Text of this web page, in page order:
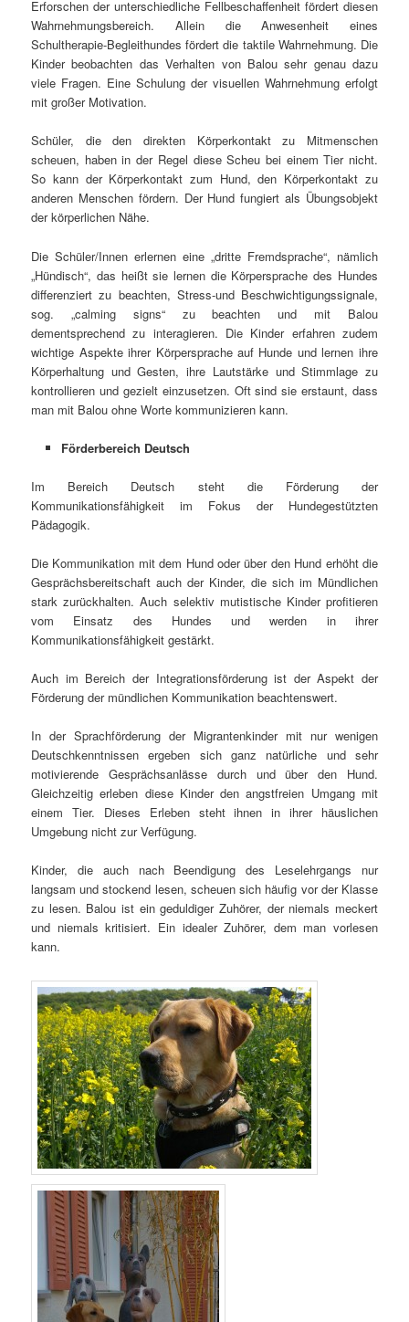
Erforschen der unterschiedliche Fellbeschaffenheit fördert diesen
Wahrnehmungsbereich. Allein die Anwesenheit eines
Schultherapie-Begleithundes fördert die taktile Wahrnehmung. Die
Kinder beobachten das Verhalten von Balou sehr genau dazu
viele Fragen. Eine Schulung der visuellen Wahrnehmung erfolgt
mit großer Motivation.
Schüler, die den direkten Körperkontakt zu Mitmenschen
scheuen, haben in der Regel diese Scheu bei einem Tier nicht.
So kann der Körperkontakt zum Hund, den Körperkontakt zu
anderen Menschen fördern. Der Hund fungiert als Übungsobjekt
der körperlichen Nähe.
Die Schüler/Innen erlernen eine „dritte Fremdsprache“, nämlich
„Hündisch“, das heißt sie lernen die Körpersprache des Hundes
differenziert zu beachten, Stress-und Beschwichtigungssignale,
sog. „calming signs“ zu beachten und mit Balou
dementsprechend zu interagieren. Die Kinder erfahren zudem
wichtige Aspekte ihrer Körpersprache auf Hunde und lernen ihre
Körperhaltung und Gesten, ihre Lautstärke und Stimmlage zu
kontrollieren und gezielt einzusetzen. Oft sind sie erstaunt, dass
man mit Balou ohne Worte kommunizieren kann.
Förderbereich Deutsch
Im Bereich Deutsch steht die Förderung der
Kommunikationsfähigkeit im Fokus der Hundegestützten
Pädagogik.
Die Kommunikation mit dem Hund oder über den Hund erhöht die
Gesprächsbereitschaft auch der Kinder, die sich im Mündlichen
stark zurückhalten. Auch selektiv mutistische Kinder profitieren
vom Einsatz des Hundes und werden in ihrer
Kommunikationsfähigkeit gestärkt.
Auch im Bereich der Integrationsförderung ist der Aspekt der
Förderung der mündlichen Kommunikation beachtenswert.
In der Sprachförderung der Migrantenkinder mit nur wenigen
Deutschkenntnissen ergeben sich ganz natürliche und sehr
motivierende Gesprächsanlässe durch und über den Hund.
Gleichzeitig erleben diese Kinder den angstfreien Umgang mit
einem Tier. Dieses Erleben steht ihnen in ihrer häuslichen
Umgebung nicht zur Verfügung.
Kinder, die auch nach Beendigung des Leselehrgangs nur
langsam und stockend lesen, scheuen sich häufig vor der Klasse
zu lesen. Balou ist ein geduldiger Zuhörer, der niemals meckert
und niemals kritisiert. Ein idealer Zuhörer, dem man vorlesen
kann.